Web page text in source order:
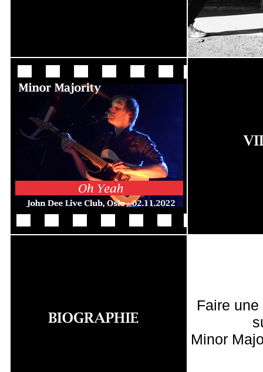
Faire
Minor